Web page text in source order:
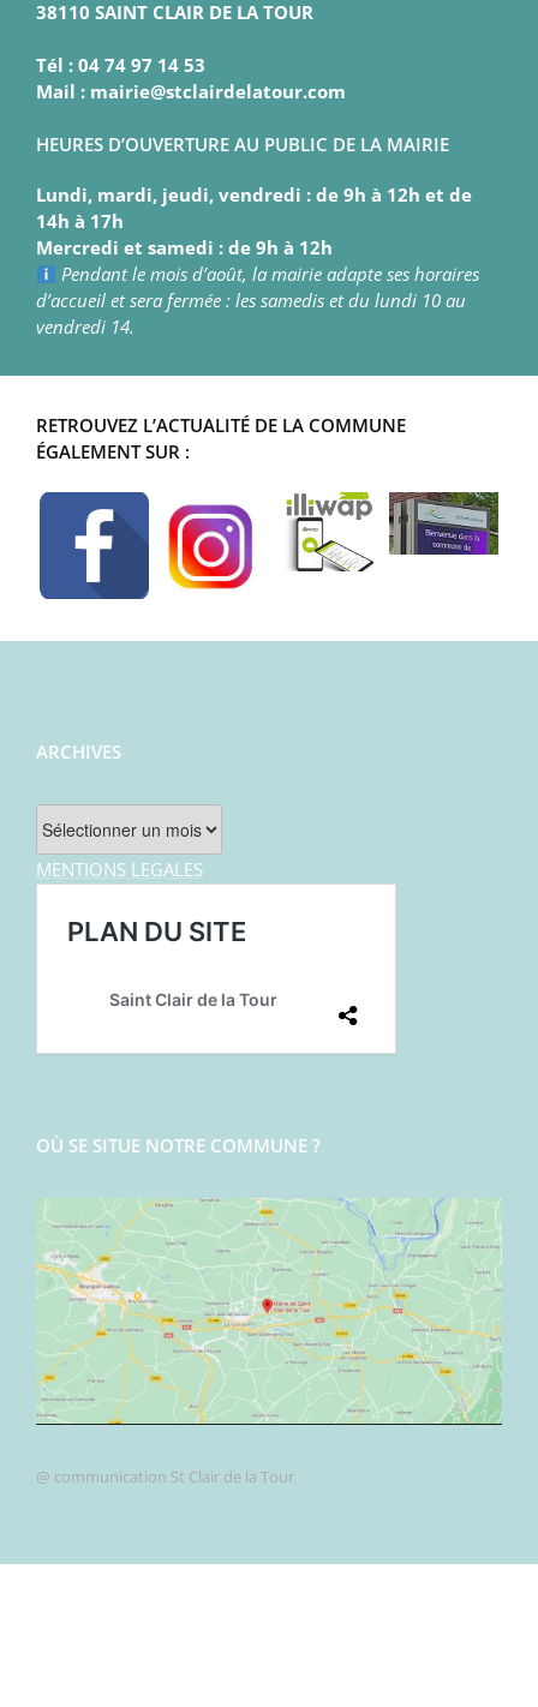
38110 SAINT CLAIR DE LA TOUR
Tél : 04 74 97 14 53
Mail : mairie@stclairdelatour.com
HEURES D’OUVERTURE AU PUBLIC DE LA MAIRIE
Lundi, mardi, jeudi, vendredi : de 9h à 12h et de
14h à 17h
Mercredi et samedi : de 9h à 12h
Pendant le mois d’août, la mairie adapte ses horaires
d’accueil et sera fermée : les samedis et du lundi 10 au
vendredi 14.
RETROUVEZ L’ACTUALITÉ DE LA COMMUNE
ÉGALEMENT SUR :
ARCHIVES
Archives
MENTIONS LEGALES
OÙ SE SITUE NOTRE COMMUNE ?
@ communication St Clair de la Tour